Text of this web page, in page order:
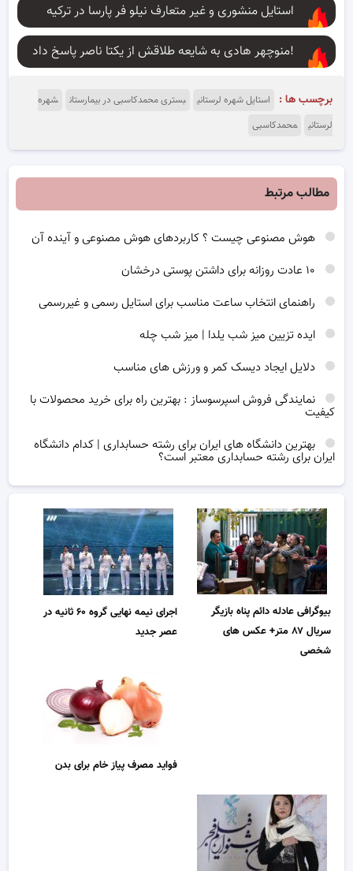
استایل منشوری و غیر متعارف نیلو فر پارسا در ترکیه
منوچهر هادی به شایعه طلاقش از یکتا ناصر پاسخ داد!
برچسب ها : استایل شهره لرستانی بستری محمدکاسبی در بیمارستان
شهره
لرستانی
محمدکاسبی
مطالب مرتبط
هوش مصنوعی چیست ؟ کاربردهای هوش مصنوعی و آینده آن
راهنمای انتخاب ساعت مناسب برای استایل رسمی و غیررسمی
ایده تزیین میز شب یلدا | میز شب چله
دلایل ایجاد دیسک کمر و ورزش های مناسب
نمایندگی فروش اسپرسوساز : بهترین راه برای خرید محصولات با
کیفیت
بهترین دانشگاه های ایران برای رشته حسابداری | کدام دانشگاه
ایران برای رشته حسابداری معتبر است؟
بیوگرافی عادله دائم پناه بازیگر
سریال ۸۷ متر+ عکس های
شخصی
اجرای نیمه نهایی گروه ۶۰ ثانیه در
عصر جدید
فواید مصرف پیاز خام برای بدن